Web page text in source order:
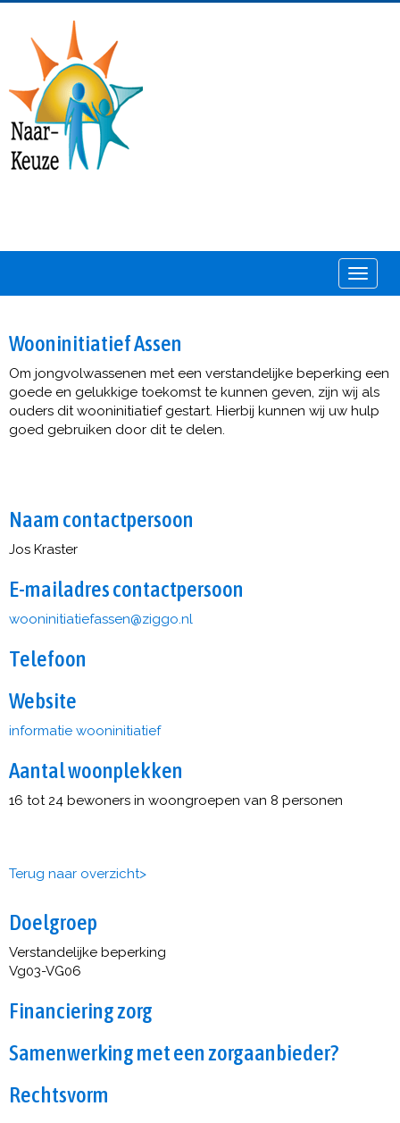
Wooninitiatief Assen
Om jongvolwassenen met een verstandelijke beperking een
goede en gelukkige toekomst te kunnen geven, zijn wij als
ouders dit wooninitiatief gestart. Hierbij kunnen wij uw hulp
goed gebruiken door dit te delen.
Naam contactpersoon
Jos Kraster
E-mailadres contactpersoon
nessafeitaitininoow@ziggo.nl
Telefoon
Website
informatie wooninitiatief
Aantal woonplekken
16 tot 24 bewoners in woongroepen van 8 personen
Terug naar overzicht>
Doelgroep
Verstandelijke beperking
Vg03-VG06
Financiering zorg
Samenwerking met een zorgaanbieder?
Rechtsvorm